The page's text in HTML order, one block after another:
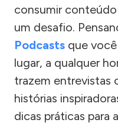
consumir
um desafio.
Podcasts que
lugar, a qualquer
trazem entrevistas
histórias
dicas práticas para